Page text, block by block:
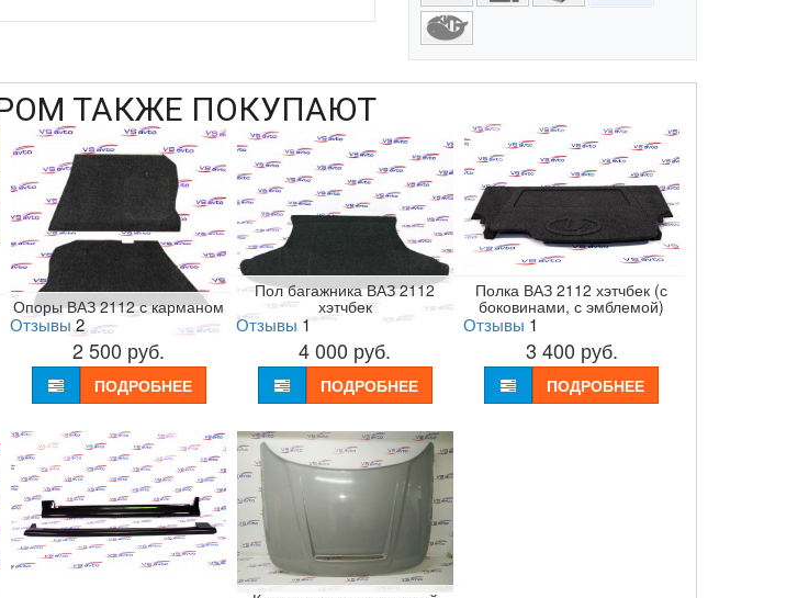
ТАКЖЕ ПОКУПАЮТ
Опоры ВАЗ 2112 с карманом
Отзывы2
2 500 руб.
ПОДРОБНЕЕ
Пол багажника ВАЗ 2112
хэтчбек
Отзывы 1
4 000 руб.
ПОДРОБНЕЕ
Полка ВАЗ 2112 хэтчбек (с
боковинами, с эмблемой)
Отзывы 1
3 400 руб.
ПОДРОБНЕЕ